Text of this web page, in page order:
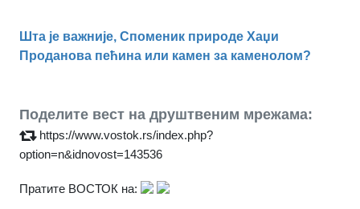
Шта је важније, Споменик природе Хаџи
Проданова пећина или камен за каменолом?
Поделите вест на друштвеним мрежама:
https://www.vostok.rs/index.php?
option=n&idnovost=143536
Пратите ВОСТОК на: